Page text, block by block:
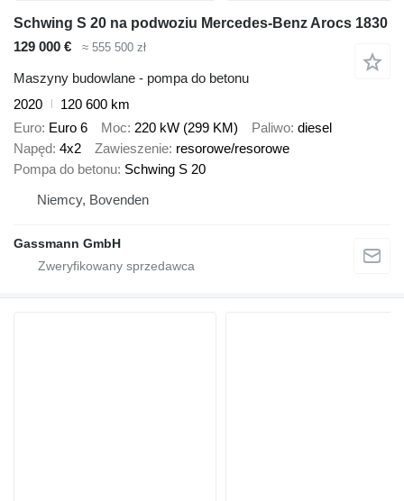
Schwing S 20 na podwoziu Mercedes-Benz Arocs 1830
129 000 €
≈ 555 500 zł
Maszyny budowlane - pompa do betonu
2020
120 600 km
Euro Euro 6 Moc 220 kW (299 KM) Paliwo diesel
Napęd 4x2 Zawieszenie resorowe/resorowe
Pompa do betonu Schwing S 20
Niemcy, Bovenden
Gassmann GmbH